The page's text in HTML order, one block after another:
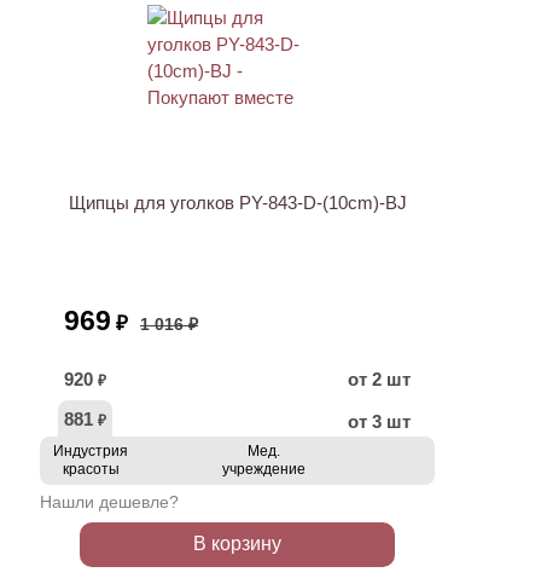
Щипцы для уголков PY-843-D-(10cm)-BJ
969 ₽ 1 016 ₽
920 ₽
от 2 шт
881 ₽ от 3 шт
Индустрия
красоты
Мед.
учреждение
Нашли дешевле?
В корзину